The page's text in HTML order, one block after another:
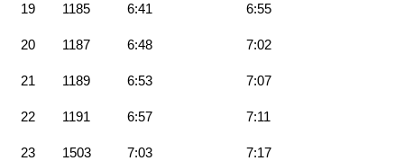
19 1185 6:41 6:55
20 1187 6:48 7:02
21 1189 6:53 7:07
22 1191 6:57 7:11
23 1503 7:03 7:17